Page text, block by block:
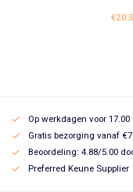
€
Op werkdagen voor
Gratis bezorging vanaf
Beoordeling: 4.88/5.00
Preferred Keune Supplier